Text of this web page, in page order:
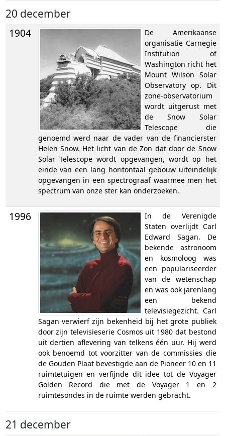
20 december
1904
De Amerikaanse
organisatie Carnegie
Institution of
Washington richt het
Mount Wilson Solar
Observatory op. Dit
zone-observatorium
wordt uitgerust met
de Snow Solar
Telescope die
genoemd werd naar de vader van de financierster
Helen Snow. Het licht van de Zon dat door de Snow
Solar Telescope wordt opgevangen, wordt op het
einde van een lang horitontaal gebouw uiteindelijk
opgevangen in een spectrograaf waarmee men het
spectrum van onze ster kan onderzoeken.
1996
In de Verenigde
Staten overlijdt Carl
Edward Sagan. De
bekende astronoom
en kosmoloog was
een populariseerder
van de wetenschap
en was ook jarenlang
een bekend
televisiegezicht. Carl
Sagan verwierf zijn bekenheid bij het grote publiek
door zijn televisieserie Cosmos uit 1980 dat bestond
uit dertien aflevering van telkens één uur. Hij werd
ook benoemd tot voorzitter van de commissies die
de Gouden Plaat bevestigde aan de Pioneer 10 en 11
ruimtetuigen en verfijnde dit idee tot de Voyager
Golden Record die met de Voyager 1 en 2
ruimtesondes in de ruimte werden gebracht.
21 december